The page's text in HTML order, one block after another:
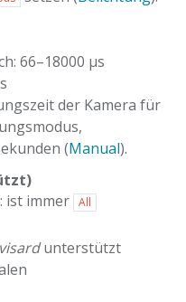
66–18000 µs
der Kamera für
(Manual).
ist immer All
unterstützt